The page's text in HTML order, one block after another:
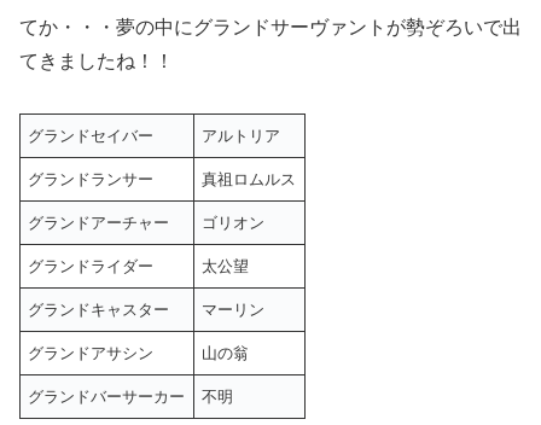
てか・・・夢の中にグランドサーヴァントが勢ぞろいで出
てきましたね！！
グランドセイバー アルトリア
グランドランサー 真祖ロムルス
グランドアーチャー ゴリオン
グランドライダー 太公望
グランドキャスター マーリン
グランドアサシン 山の翁
グランドバーサーカー 不明